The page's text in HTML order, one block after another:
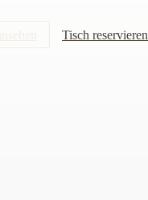
Tisch reservieren